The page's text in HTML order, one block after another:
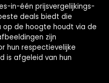
in-één prijsvergelijkings-
deals biedt die
op de hoogte houdt via de
zijn
hun respectievelijke
is afgeleid van hun